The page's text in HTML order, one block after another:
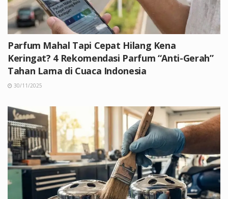
Parfum Mahal Tapi Cepat Hilang Kena
Keringat? 4 Rekomendasi Parfum “Anti-Gerah”
Tahan Lama di Cuaca Indonesia
30/11/2025